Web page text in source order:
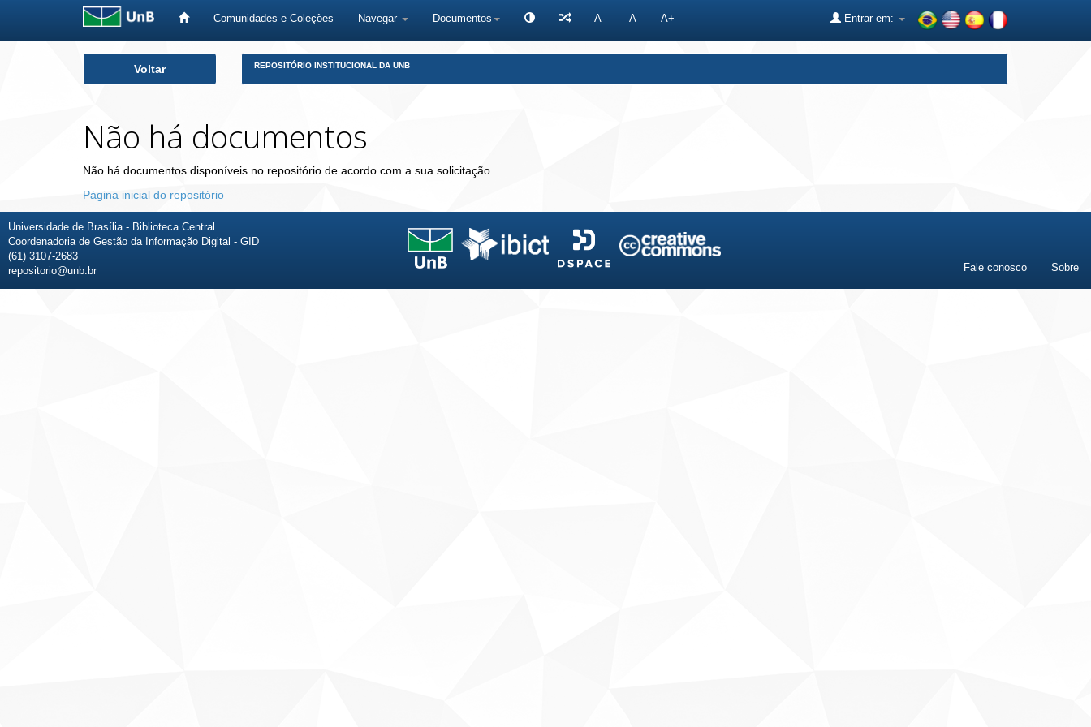
Comunidades e Coleções Navegar Documentos A- A A+ Entrar em:
Voltar REPOSITÓRIO INSTITUCIONAL DA UNB
Não há documentos
Não há documentos disponíveis no repositório de acordo com a sua solicitação.
Página inicial do repositório
Universidade de Brasília - Biblioteca Central
Coordenadoria de Gestão da Informação Digital - GID
(61) 3107-2683
repositorio@unb.br
Fale conosco Sobre